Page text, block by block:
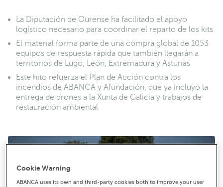
La Diputación de Ourense ha facilitado el apoyo
logístico necesario para coordinar el reparto de los kits
El material forma parte de una compra global de 1053
equipos de respuesta rápida que también llegarán a
territorios de Lugo, León, Extremadura y Asturias
Este hito refuerza el Plan de Acción contra los
incendios de ABANCA y Afundación, que ya incluyó la
entrega de drones a la Xunta de Galicia y trabajos de
restauración ambiental
Cookie Warning
ABANCA uses its own and third-party cookies both to improve your user